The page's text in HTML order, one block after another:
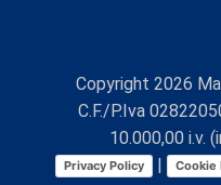
Copyright 2026
C.F./P.Iva
10.000,00 i.v.
Privacy Policy | Cookie